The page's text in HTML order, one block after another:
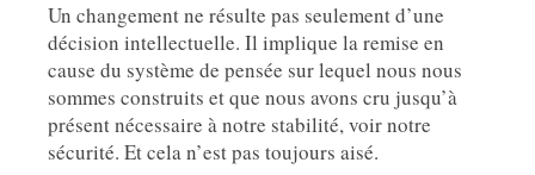
Un changement ne résulte pas seulement d’une
décision intellectuelle. Il implique la remise en
cause du système de pensée sur lequel nous nous
sommes construits et que nous avons cru jusqu’à
présent nécessaire à notre stabilité, voir notre
sécurité. Et cela n’est pas toujours aisé.